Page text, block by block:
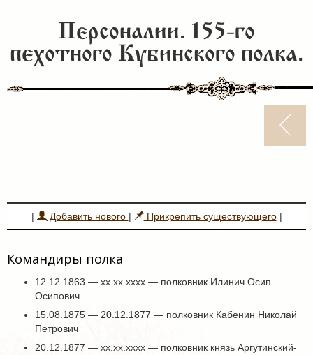
Персоналии. 155-го
пехотного Кубинского полка.
| Добавить нового | Прикрепить существующего|
Командиры полка
12.12.1863 — хх.хх.хххх — полковник Илинич Осип
Осипович
15.08.1875 — 20.12.1877 — полковник Кабенин Николай
Петрович
20.12.1877 — хх.хх.хххх — полковник князь Аргутинский-